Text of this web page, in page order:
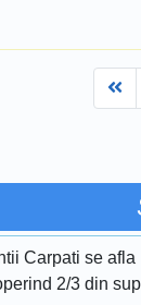
Carpati se
2/3 din